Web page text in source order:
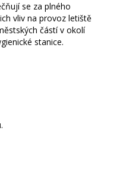
se za plného
vliv na provoz letiště
částí v okolí
stanice.